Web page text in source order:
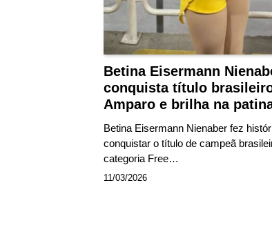
Betina Eisermann
conquista título
Amparo e brilha na
Betina Eisermann Nienaber fez
conquistar o título de campeã
categoria Free…
11/03/2026